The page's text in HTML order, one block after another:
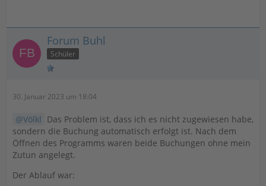
Forum Buhl
Schüler
30. Januar 2023 um 18:04
Völkl
Das Problem ist, dass ich es nicht zugewiesen habe,
sondern die Buchung automatisch erfolgt ist. Nach dem
Öffnen des Programms waren beide Buchungen ohne mein
Zutun angelegt.
Der Ablauf war: